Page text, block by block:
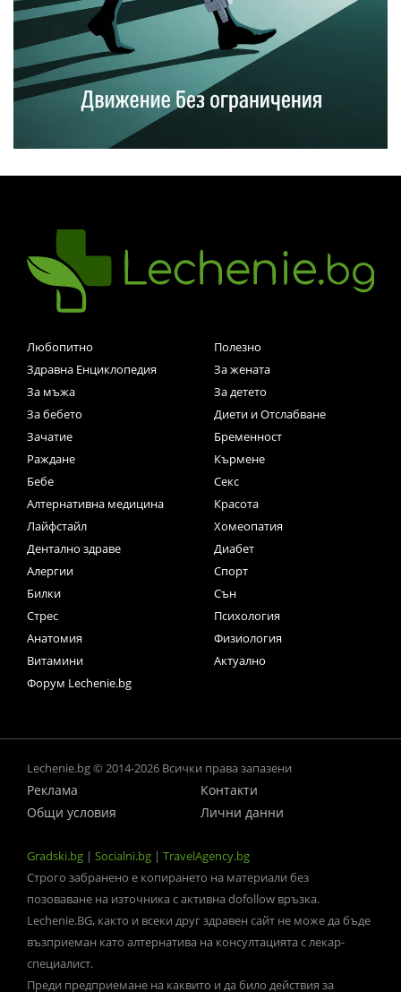
Любопитно
Полезно
Здравна Енциклопедия
За жената
За мъжа
За детето
За бебето
Диети и Отслабване
Зачатие
Бременност
Раждане
Кърмене
Бебе
Секс
Алтернативна медицина
Красота
Лайфстайл
Хомеопатия
Дентално здраве
Диабет
Алергии
Спорт
Билки
Сън
Стрес
Психология
Анатомия
Физиология
Витамини
Актуално
Форум Lechenie.bg
Lechenie.bg © 2014-2026 Всички права запазени
Реклама
Контакти
Общи условия
Лични данни
Gradski.bg | Socialni.bg | TravelAgency.bg
Строго забранено е копирането на материали без
позоваване на източника с активна dofollow връзка.
Lechenie.BG, както и всеки друг здравен сайт не може да бъде
възприеман като алтернатива на консултацията с лекар-
специалист.
Преди предприемане на каквито и да било действия за